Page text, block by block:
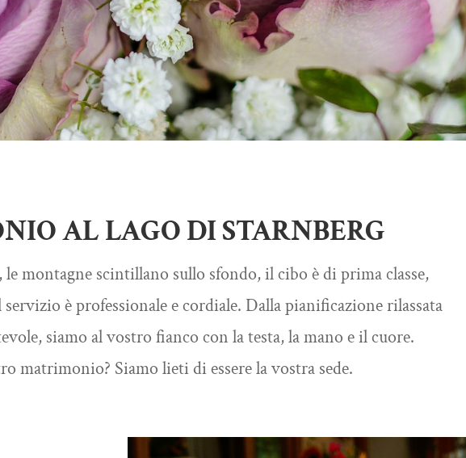
AL LAGO DI STARNBERG
montagne scintillano sullo sfondo, il cibo è di prima classe,
servizio è professionale e cordiale. Dalla pianificazione rilassata
siamo al vostro fianco con la testa, la mano e il cuore.
matrimonio? Siamo lieti di essere la vostra sede.